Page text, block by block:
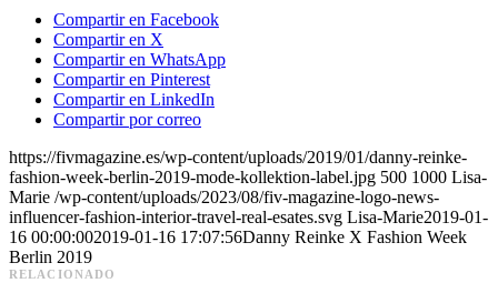
Compartir en Facebook
Compartir en X
Compartir en WhatsApp
Compartir en Pinterest
Compartir en LinkedIn
Compartir por correo
https://fivmagazine.es/wp-content/uploads/2019/01/danny-reinke-
fashion-week-berlin-2019-mode-kollektion-label.jpg 500 1000 Lisa-
Marie /wp-content/uploads/2023/08/fiv-magazine-logo-news-
influencer-fashion-interior-travel-real-esates.svg Lisa-Marie2019-01-
16 00:00:002019-01-16 17:07:56Danny Reinke X Fashion Week
Berlin 2019
RELACIONADO